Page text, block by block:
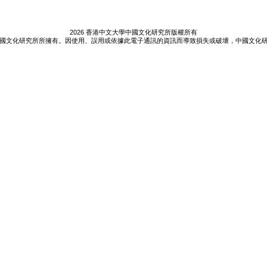
2026 香港中文大學中國文化研究所版權所有
文化研究所所擁有。因使用、誤用或依據此電子通訊的資訊而導致損失或破壞，中國文化研